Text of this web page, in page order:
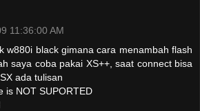
11:36:00 AM
w880i black gimana cara menambah flash
saya coba pakai XS++, saat connect bisa
ada tulisan
is NOT SUPORTED